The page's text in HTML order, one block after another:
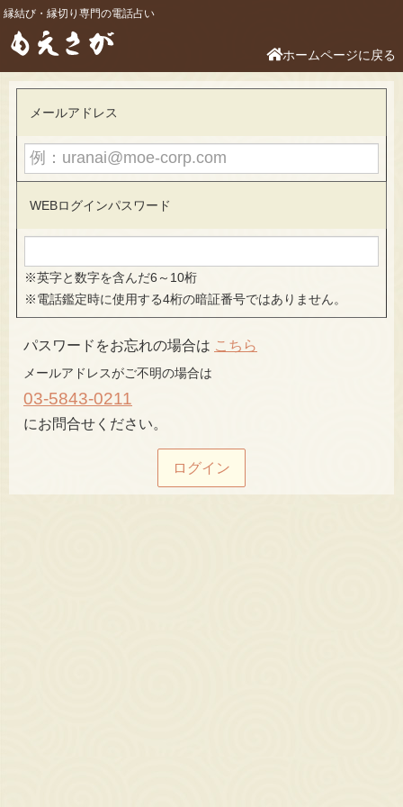
こちら
03-5843-0211